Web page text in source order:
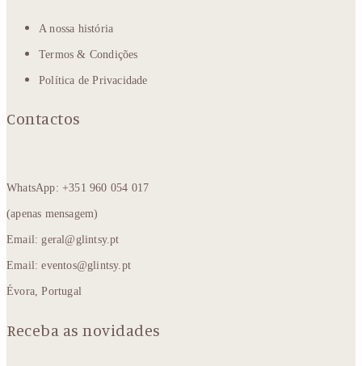
A nossa história
Termos & Condições
Política de Privacidade
Contactos
WhatsApp: +351 960 054 017
(apenas mensagem)
Email: geral@glintsy.pt
Email: eventos@glintsy.pt
Évora, Portugal
Receba as novidades